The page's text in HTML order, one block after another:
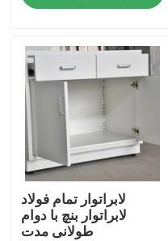
نیمکت جزیره آزمایشگاهی
نیمکت دیواری آزمایشگاه
هود بخور آزمایشگاهی
نیمکت تعادل آزمایشگاهی
لابراتوار تمام فولاد
لابراتوار بنچ با دوام
طولانی مدت